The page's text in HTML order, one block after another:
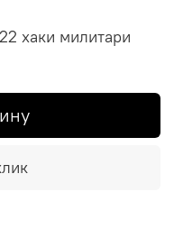
хаки милитари